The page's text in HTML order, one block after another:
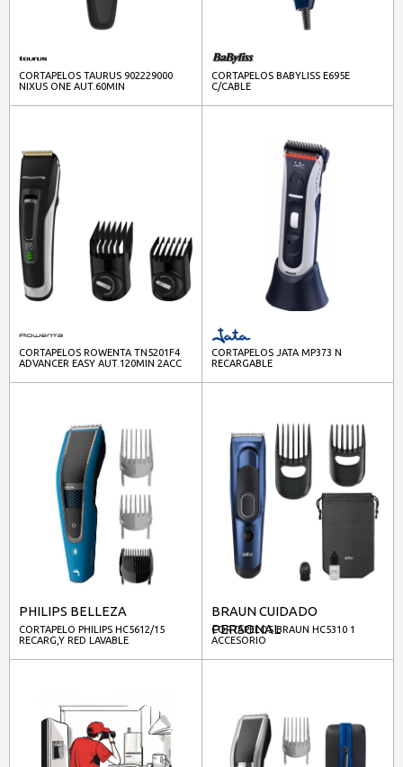
CORTAPELOS TAURUS 902229000
NIXUS ONE AUT.60MIN
CORTAPELOS BABYLISS E695E
C/CABLE
CORTAPELOS ROWENTA TN5201F4
ADVANCER EASY AUT.120MIN 2ACC
CORTAPELOS JATA MP373 N
RECARGABLE
PHILIPS BELLEZA
CORTAPELO PHILIPS HC5612/15
RECARG,Y RED LAVABLE
BRAUN CUIDADO
PERSONAL
CORTAPELOS BRAUN HC5310 1
ACCESORIO